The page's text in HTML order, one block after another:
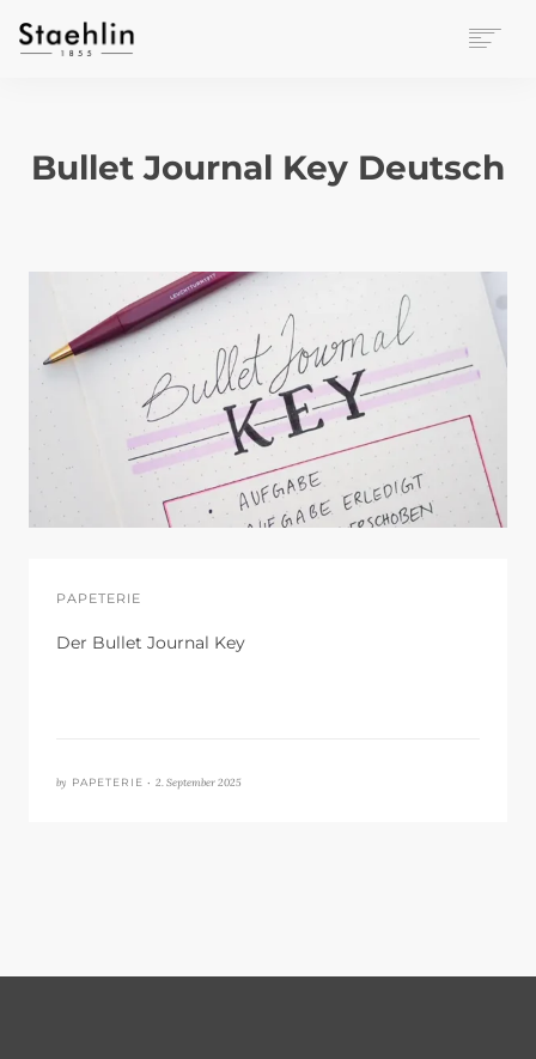
BÜROWELT
VERANSTALTUNGEN
Bullet Journal Key Deutsch
PAPETERIE
Der Bullet Journal Key
by PAPETERIE • 2. September 2025